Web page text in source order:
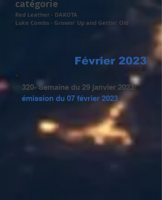
catégorie
Red Leather - DAKOTA
Luke Combs - Growin' Up and Gettin' Old
Février 2023
320- Semaine du 29 janvier 2023:
émission du 07 février 2023